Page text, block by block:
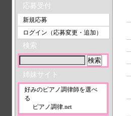
応募受付
新規応募
ログイン（応募変更・追加）
検索
姉妹サイト
好みのピアノ調律師を選べ
る
ピアノ調律.net